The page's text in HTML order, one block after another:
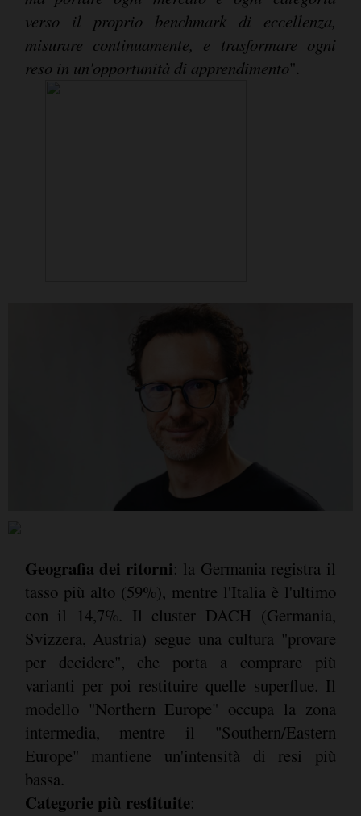
verso il proprio benchmark di eccellenza,
misurare continuamente, e trasformare ogni
reso in un'opportunità di apprendimento".
Geografia dei ritorni: la Germania registra il
tasso più alto (59%), mentre l'Italia è l'ultimo
con il 14,7%. Il cluster DACH (Germania,
Svizzera, Austria) segue una cultura "provare
per decidere", che porta a comprare più
varianti per poi restituire quelle superflue. Il
modello "Northern Europe" occupa la zona
intermedia, mentre il "Southern/Eastern
Europe" mantiene un'intensità di resi più
bassa.
Categorie più restituite: